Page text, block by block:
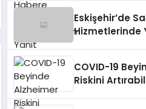
Eskişehir’de
Hizmetlerinde
COVID-19
Riskini